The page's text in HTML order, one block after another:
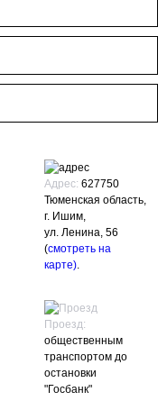
Адрес:627750
Тюменская область,
г. Ишим,
ул. Ленина, 56
(смотреть на
карте).
Проезд:
общественным
транспортом до
остановки
"Госбанк"